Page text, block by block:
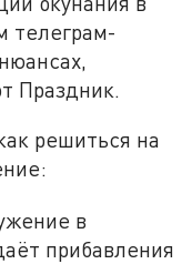
телеграм-
Праздник.
решиться на
в
прибавления